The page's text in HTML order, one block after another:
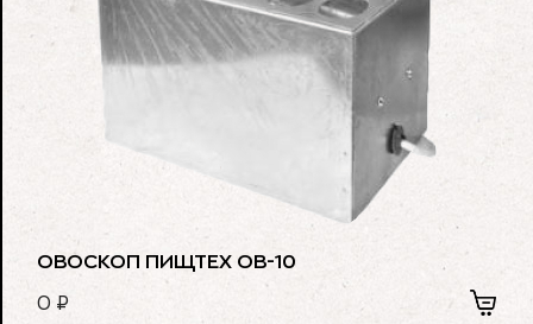
ОВОСКОП ПИЩТЕХ ОВ-10
0 ₽